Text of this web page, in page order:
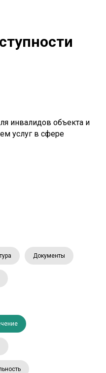
инвалидов объекта и
услуг в сфере
Документы